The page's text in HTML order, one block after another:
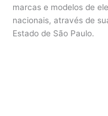
marcas e modelos de
nacionais, através de
Estado de São Paulo.